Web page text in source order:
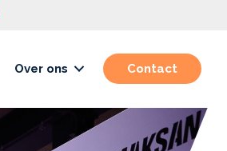
Over ons Contact